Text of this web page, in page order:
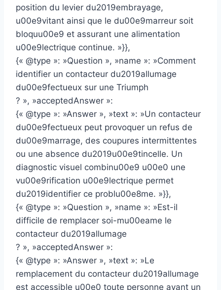
position du levier du2019embrayage,
u00e9vitant ainsi que le du00e9marreur soit
bloquu00e9 et assurant une alimentation
u00e9lectrique continue. »}},
{« @type »: »Question », »name »: »Comment
identifier un contacteur du2019allumage
du00e9fectueux sur une Triumph
? », »acceptedAnswer »:
{« @type »: »Answer », »text »: »Un contacteur
du00e9fectueux peut provoquer un refus de
du00e9marrage, des coupures intermittentes
ou une absence du2019u00e9tincelle. Un
diagnostic visuel combinu00e9 u00e0 une
vu00e9rification u00e9lectrique permet
du2019identifier ce problu00e8me. »}},
{« @type »: »Question », »name »: »Est-il
difficile de remplacer soi-mu00eame le
contacteur du2019allumage
? », »acceptedAnswer »:
{« @type »: »Answer », »text »: »Le
remplacement du contacteur du2019allumage
est accessible u00e0 toute personne ayant un